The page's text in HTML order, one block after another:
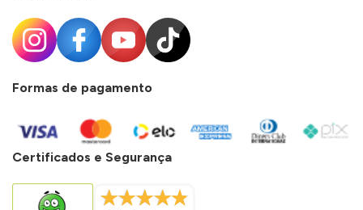
Formas de pagamento
Certificados e Segurança